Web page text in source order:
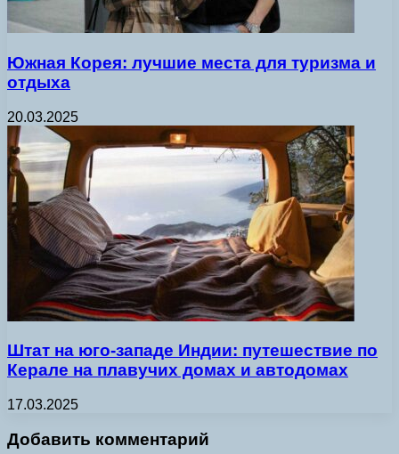
Южная Корея: лучшие места для туризма и
отдыха
20.03.2025
Штат на юго-западе Индии: путешествие по
Керале на плавучих домах и автодомах
17.03.2025
Добавить комментарий